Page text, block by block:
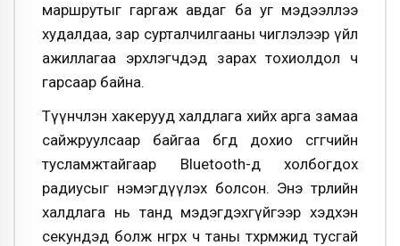
маршрутыг гаргаж авдаг ба уг мэдээллээ
худалдаа, зар сурталчилгааны чиглэлээр үйл
ажиллагаа эрхлэгчдэд зарах тохиолдол ч
гарсаар байна.
Түүнчлэн хакерууд халдлага хийх арга замаа
сайжруулсаар байгаа бөгөөд дохио өсгөгчийн
тусламжтайгаар Bluetooth-д холбогдох
радиусыг нэмэгдүүлэх болсон. Энэ төрлийн
халдлага нь танд мэдэгдэхгүйгээр хэдхэн
секундэд болж өнгөрөх ч таны төхөөрөмжид тусгай